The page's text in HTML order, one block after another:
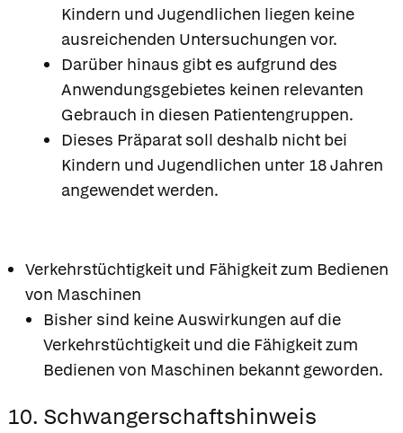
Kindern und Jugendlichen liegen keine
ausreichenden Untersuchungen vor.
Darüber hinaus gibt es aufgrund des
Anwendungsgebietes keinen relevanten
Gebrauch in diesen Patientengruppen.
Dieses Präparat soll deshalb nicht bei
Kindern und Jugendlichen unter 18 Jahren
angewendet werden.
Verkehrstüchtigkeit und Fähigkeit zum Bedienen
von Maschinen
Bisher sind keine Auswirkungen auf die
Verkehrstüchtigkeit und die Fähigkeit zum
Bedienen von Maschinen bekannt geworden.
10. Schwangerschaftshinweis